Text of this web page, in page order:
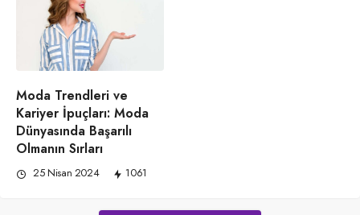
Moda Trendleri ve
Kariyer İpuçları: Moda
Dünyasında Başarılı
Olmanın Sırları
25 Nisan 2024 1061